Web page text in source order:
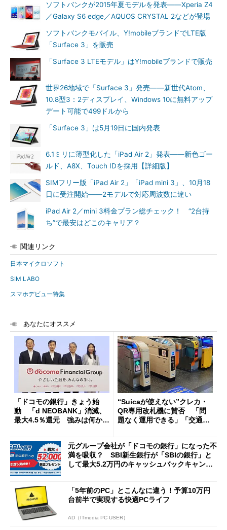
ソフトバンクが2015年夏モデルを発表――Xperia Z4
／Galaxy S6 edge／AQUOS CRYSTAL 2などが登場
ソフトバンクモバイル、Y!mobileブランドでLTE版
「Surface 3」を販売
「Surface 3 LTEモデル」はY!mobileブランドで販売
世界26地域で「Surface 3」発売――新世代Atom、
10.8型3：2ディスプレイ、Windows 10に無料アップ
デート可能で499ドルから
「Surface 3」は5月19日に国内発表
6.1ミリに薄型化した「iPad Air 2」発表――新色ゴー
ルド、A8X、Touch IDを採用【詳細版】
SIMフリー版「iPad Air 2」「iPad mini 3」、10月18
日に受注開始――2モデルで対応周波数に違い
iPad Air 2／mini 3料金プラン総チェック！ “2台持
ち”で最安はどこのキャリア？
関連リンク
日本マイクロソフト
SIM LABO
スマホデビュー特集
あなたにオススメ
「ドコモの銀行」きょう始
動 「d NEOBANK」消滅、
最大4.5％還元 強みは何か解
“Suicaが使えない”クレカ・
QR専用改札機に賛否 「問
題なく運用できる」「交通系I
元グループ会社が「ドコモの銀行」になった不
満を吸収？ SBI新生銀行が「SBIの銀行」と
して最大5.2万円のキャッシュバックキャンペ
「5年前のPC」とこんなに違う！予算10万円
台前半で実現する快適PCライフ
AD（ITmedia PC USER）